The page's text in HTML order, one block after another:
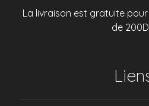
La livraison est gratuite
de